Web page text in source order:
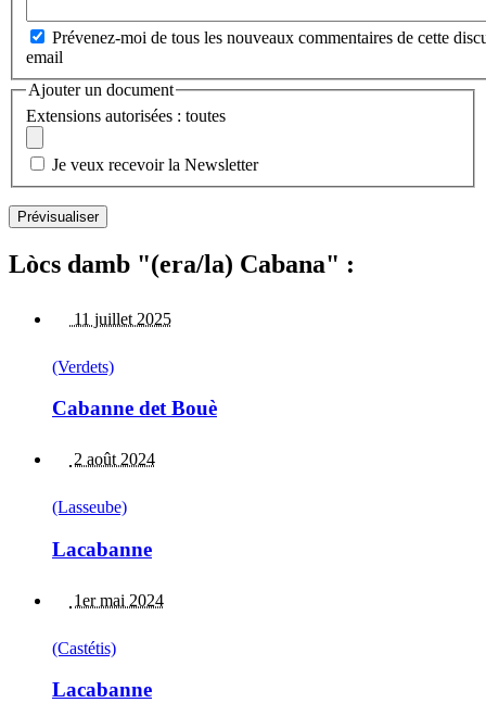
Prévenez-moi de tous les nouveaux commentaires de cette
email
Ajouter un document
Extensions autorisées : toutes
Je veux recevoir la Newsletter
Lòcs damb "(era/la) Cabana" :
11 juillet 2025
(Verdets)
Cabanne det Bouè
2 août 2024
(Lasseube)
Lacabanne
1er mai 2024
(Castétis)
Lacabanne